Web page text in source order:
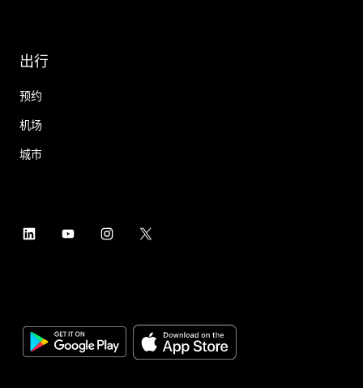
出行
预约
机场
城市